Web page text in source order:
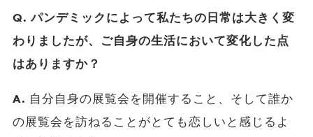
Q. パンデミックによって私たちの日常は大きく変
わりましたが、ご自身の生活において変化した点
はありますか？
A. 自分自身の展覧会を開催すること、そして誰か
の展覧会を訪ねることがとても恋しいと感じるよ